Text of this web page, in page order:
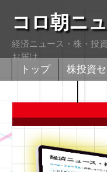
コロ朝ニ
経済ニュース・株・投
お届け
トップ 株投資